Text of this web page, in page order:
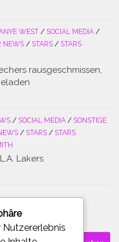
WEST / SOCIAL MEDIA /
NEWS / STARS / STARS
rausgeschmissen,
/ SOCIAL MEDIA / SONSTIGE
/ STARS / STARS
Lakers
Nutzererlebnis